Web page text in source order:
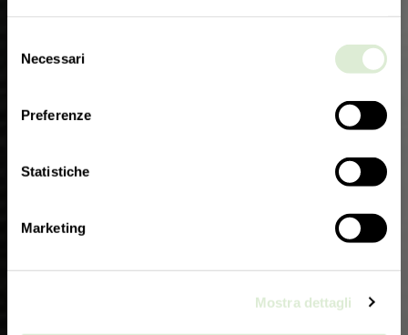
delNecessari
Preferenze
Statistiche
Marketing
Mostra dettagli